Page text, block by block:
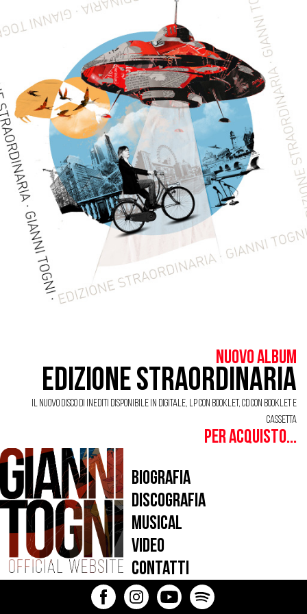
Biografia
Discografia
Musical
Video
Contatti
Nuovo Album
Edizione Straordinaria
Il nuovo disco di inediti disponibile in digitale, LP con booklet, CD con booklet e
cassetta
Per acquisto...